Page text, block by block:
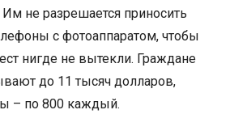
не разрешается приносить
с фотоаппаратом, чтобы
нигде не вытекли. Граждане
до 11 тысяч долларов,
– по 800 каждый.